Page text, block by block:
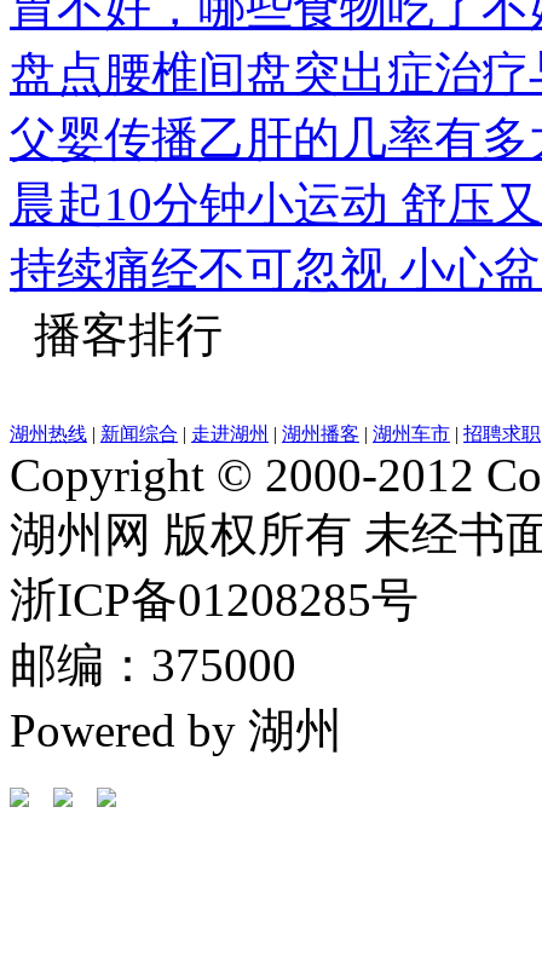
盘点腰椎间盘突出症治疗
父婴传播乙肝的几率有多
晨起10分钟小运动 舒压
持续痛经不可忽视 小心
播客排行
湖州热线 | 新闻综合 | 走进湖州 | 湖州播客 | 湖州车市 | 招聘求职
Copyright © 2000-2012
湖州网 版权所有 未经书
浙ICP备01208285号
邮编：375000
Powered by 湖州